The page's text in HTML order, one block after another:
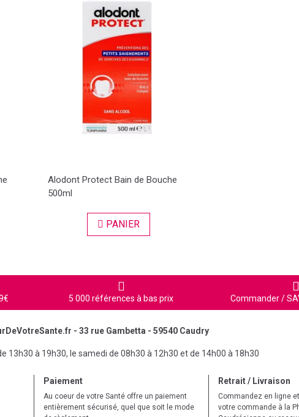
Alodont Protect Bain de Bouche
500ml
PANIER
5 000 références à bas prix Commander /
- 33 rue Gambetta - 59540 Caudry
13h30 à 19h30, le samedi de 08h30 à 12h30 et de 14h00 à 18h30
Paiement
Au coeur de votre Santé offre un paiement
entièrement sécurisé, quel que soit le mode
Retrait / Livraison
Commandez en ligne
votre commande à la